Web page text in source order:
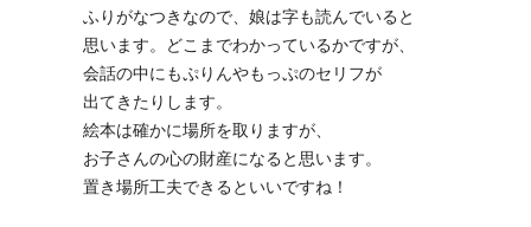
ふりがなつきなので、娘は字も読んでいると
思います。どこまでわかっているかですが、
会話の中にもぷりんやもっぷのセリフが
出てきたりします。
絵本は確かに場所を取りますが、
お子さんの心の財産になると思います。
置き場所工夫できるといいですね！